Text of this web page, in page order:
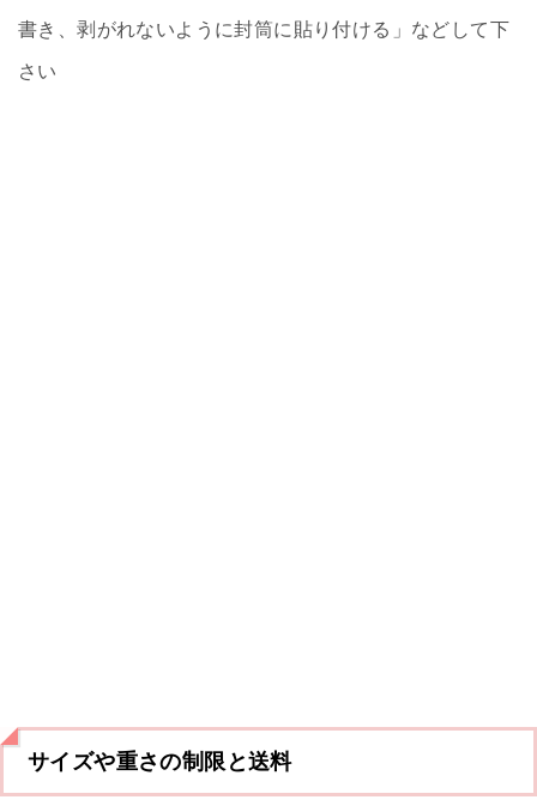
書き、剥がれないように封筒に貼り付ける」などして下
さい
サイズや重さの制限と送料